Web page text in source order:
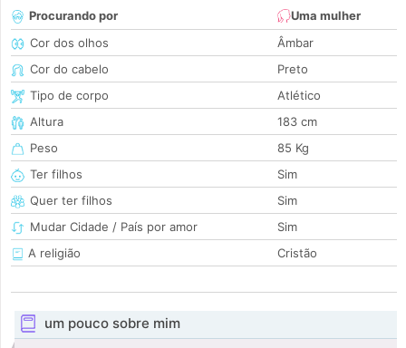
Procurando por
Uma mulher
Cor dos olhos
Âmbar
Cor do cabelo
Preto
Tipo de corpo
Atlético
Altura
183 cm
Peso
85 Kg
Ter filhos
Sim
Quer ter filhos
Sim
Mudar Cidade / País por amor
Sim
A religião
Cristão
um pouco sobre mim